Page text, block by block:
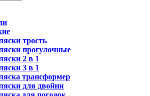
трость
прогулочные
2 в 1
3 в 1
трансформер
для двойни